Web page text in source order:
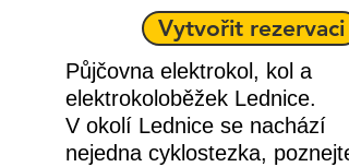
Vytvořit rezervaci
Půjčovna elektrokol, kol a
elektrokoloběžek Lednice.
V okolí Lednice se nachází
nejedna cyklostezka, poznejte